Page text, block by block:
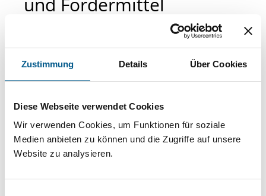
Zustimmung Details Über Cookies
Diese Webseite verwendet Cookies
Wir verwenden Cookies, um Funktionen für soziale
Medien anbieten zu können und die Zugriffe auf unsere
Website zu analysieren.
Sie suchen finanzielle Unterstützung für ein
Projekt oder ein Vorhaben? Hier können Sie
direkt über unsere Fördermitteldatenbank und
Stiftungsdatenbank recherchieren. Bei der
Suche bitte die Groß- und Kleinschreibung
beachten.
Bitte Suchbegriff eingeben. Ergebnisse